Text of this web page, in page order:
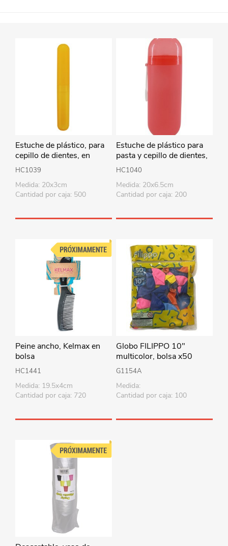
Estuche de plástico, para
cepillo de dientes, en
bolsa, varios colores
HC1039
Medida: 20x3cm
Cantidad por caja: 500
Estuche de plástico para
pasta y cepillo de dientes,
en bolsa, varios colores
HC1040
Medida: 20x6.5cm
Cantidad por caja: 200
Peine ancho, Kelmax en
bolsa
HC1441
Medida: 19.5x4cm
Cantidad por caja: 720
Globo FILIPPO 10"
multicolor, bolsa x50
G1154A
Medida:
Cantidad por caja: 100